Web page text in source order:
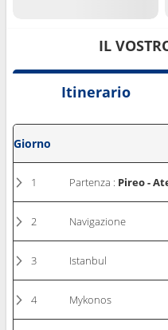
IL
Itinerario
Giorno
1 Partenza : Pireo -
2 Navigazione
3 Istanbul
4 Mykonos